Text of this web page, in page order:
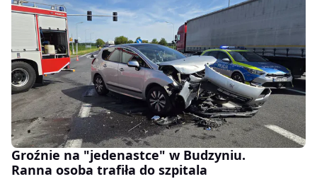
Groźnie na "jedenastce" w Budzyniu.
Ranna osoba trafiła do szpitala